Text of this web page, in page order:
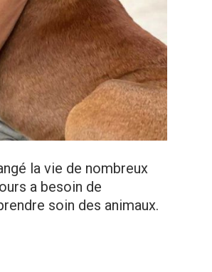
la vie de nombreux
a besoin de
soin des animaux.